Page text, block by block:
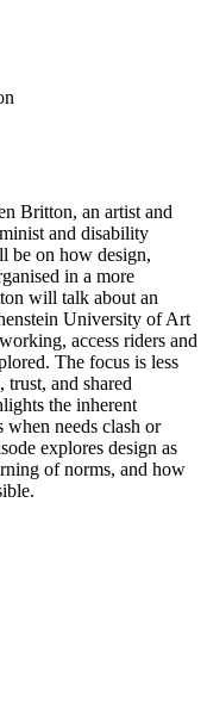
Britton, an artist and
and disability
be on how design,
in a more
will talk about an
University of Art
access riders and
The focus is less
trust, and shared
the inherent
when needs clash or
explores design as
of norms, and how